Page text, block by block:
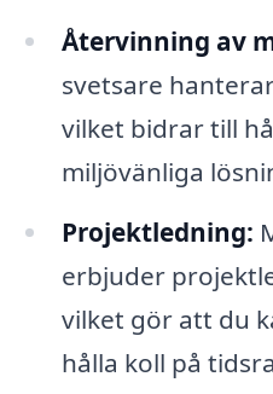
Återvinning av
svetsare
vilket bidrar till
miljövänliga
Projektledning:
erbjuder
vilket gör att du
hålla koll på